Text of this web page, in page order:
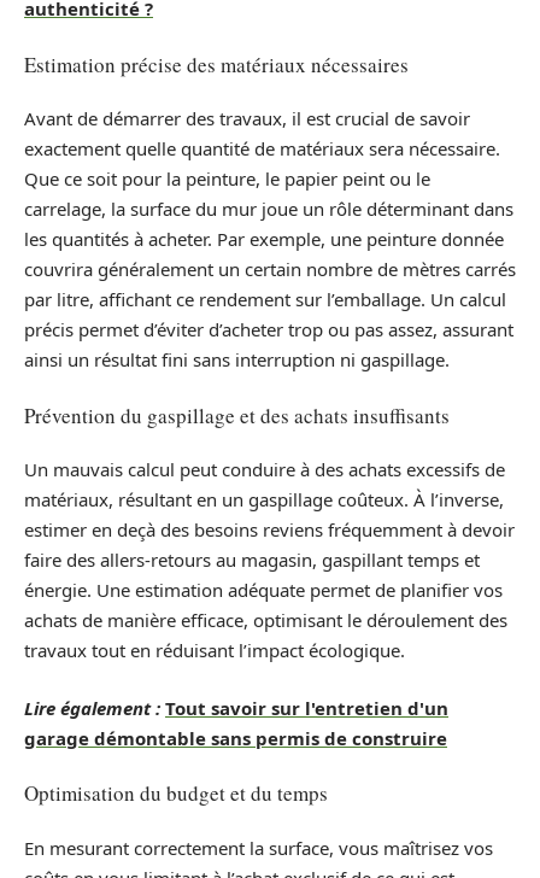
authenticité ?
Estimation précise des matériaux nécessaires
Avant de démarrer des travaux, il est crucial de savoir
exactement quelle quantité de matériaux sera nécessaire.
Que ce soit pour la peinture, le papier peint ou le
carrelage, la surface du mur joue un rôle déterminant dans
les quantités à acheter. Par exemple, une peinture donnée
couvrira généralement un certain nombre de mètres carrés
par litre, affichant ce rendement sur l’emballage. Un calcul
précis permet d’éviter d’acheter trop ou pas assez, assurant
ainsi un résultat fini sans interruption ni gaspillage.
Prévention du gaspillage et des achats insuffisants
Un mauvais calcul peut conduire à des achats excessifs de
matériaux, résultant en un gaspillage coûteux. À l’inverse,
estimer en deçà des besoins reviens fréquemment à devoir
faire des allers-retours au magasin, gaspillant temps et
énergie. Une estimation adéquate permet de planifier vos
achats de manière efficace, optimisant le déroulement des
travaux tout en réduisant l’impact écologique.
Lire également : Tout savoir sur l'entretien d'un
garage démontable sans permis de construire
Optimisation du budget et du temps
En mesurant correctement la surface, vous maîtrisez vos